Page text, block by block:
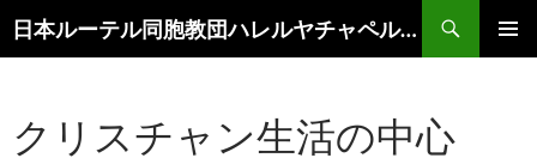
ン
日本ルーテル同胞教団ハレルヤチャペル滝沢
索
クリスチャン生活の中心